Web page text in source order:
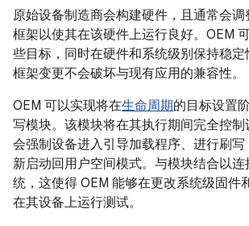
原始设备制造商会构建硬件，且通常会
框架以使其在该硬件上运行良好。OEM
些目标，同时在硬件和系统级别保持稳
框架变更不会破坏与现有应用的兼容性。
OEM 可以实现将在生命周期的目标设置
写模块。该模块将在其执行期间完全控
会强制设备进入引导加载程序、进行刷
新启动回用户空间模式。与模块结合以
统，这使得 OEM 能够在更改系统级固件
在其设备上运行测试。